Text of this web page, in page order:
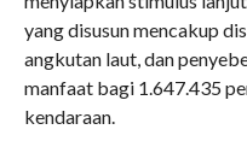
yang disusun mencakup
angkutan laut, dan
manfaat bagi 1.647.435
kendaraan.